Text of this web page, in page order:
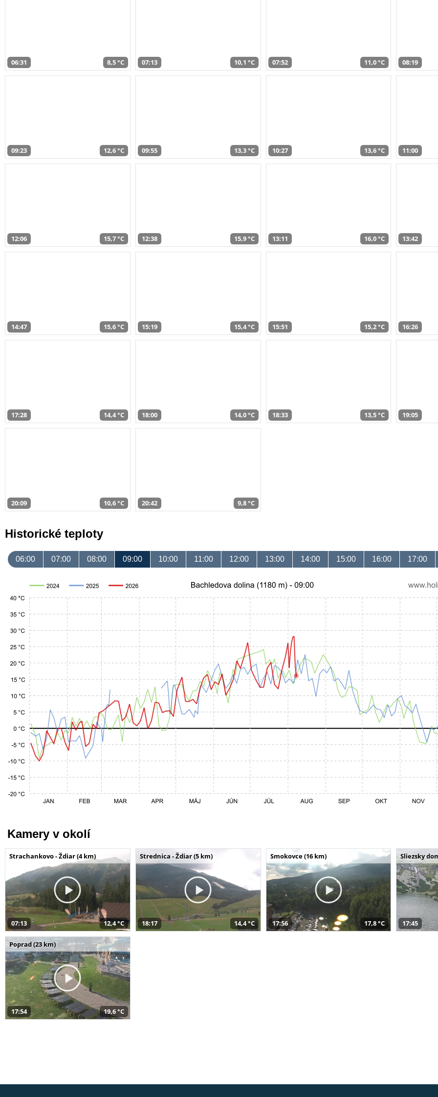
06:31 8,5 °C 07:13 10,1 °C 07:52 11,0 °C 08:19
09:23 12,6 °C 09:55 13,3 °C 10:27 13,6 °C 11:00
12:06 15,7 °C 12:38 15,9 °C 13:11 16,0 °C 13:42
14:47 15,6 °C 15:19 15,4 °C 15:51 15,2 °C 16:26
17:28 14,4 °C 18:00 14,0 °C 18:33 13,5 °C 19:05
20:09 10,6 °C 20:42 9,8 °C
Historické teploty
06:00 07:00 08:00 09:00 10:00 11:00 12:00 13:00 14:00 15:00 16:00 17:00
Kamery v okolí
Strachankovo - Ždiar (4 km)
07:13 12,4 °C
Strednica - Ždiar (5 km)
18:17 14,4 °C
Smokovce (16 km)
17:56 17,8 °C
Sliezsky
17:45
Poprad (23 km)
17:54 19,6 °C